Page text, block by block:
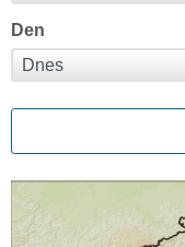
Den